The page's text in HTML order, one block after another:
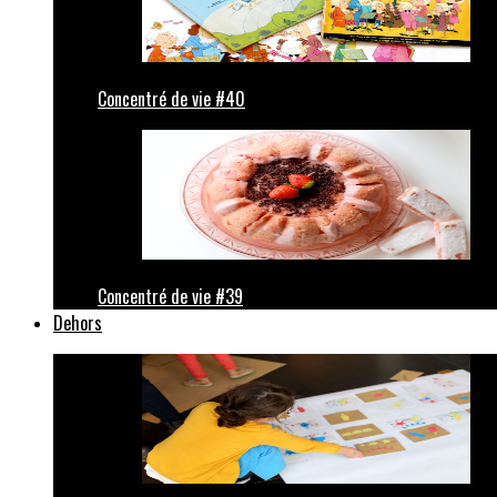
Concentré de vie #40
Concentré de vie #39
Dehors